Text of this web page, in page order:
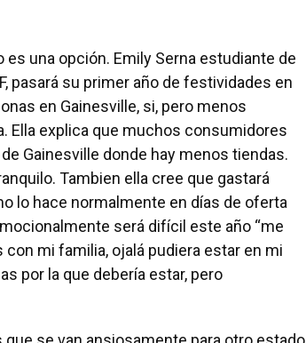
una opción. Emily Serna estudiante de
pasará su primer año de festividades en
en Gainesville, si, pero menos
Ella explica que muchos consumidores
Gainesville donde hay menos tiendas.
Tambien ella cree que gastará
lo hace normalmente en días de oferta
será difícil este año “me
mi familia, ojalá pudiera estar en mi
por la que debería estar, pero